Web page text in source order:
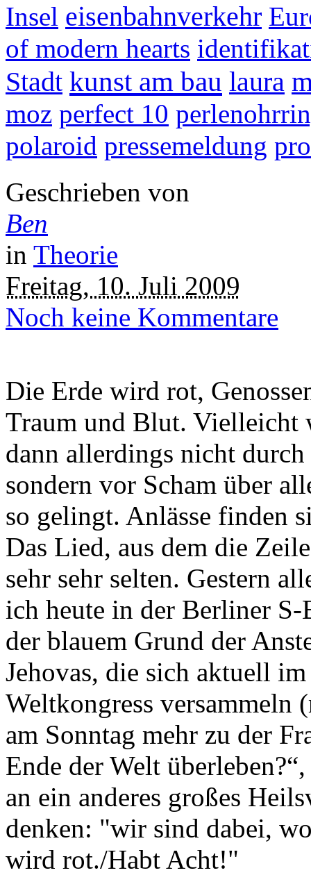
Insel eisenbahnverkehr
of modern hearts
Stadt kunst am bau laura
moz perfect 10
polaroid pressemeldung
Geschrieben von
Ben
in Theorie
Freitag, 10. Juli 2009
Noch keine Kommentare
Die Erde wird rot,
Traum und Blut. Vielleicht
dann allerdings nicht
sondern vor Scham über
so gelingt. Anlässe finden
Das Lied, aus dem die
sehr sehr selten. Gestern
ich heute in der Berliner
der blauem Grund der
Jehovas, die sich aktuell
Weltkongress versammeln
am Sonntag mehr zu der
Ende der Welt
an ein anderes großes
denken: "wir sind dabei,
wird rot./Habt Acht!"